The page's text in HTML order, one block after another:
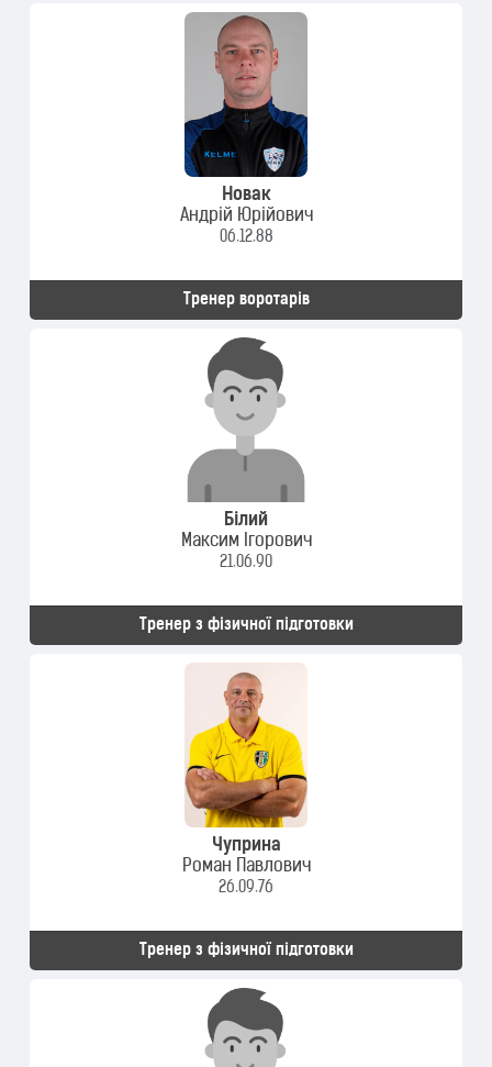
Новак
Андрій Юрійович
06.12.88
Тренер воротарів
Білий
Максим Ігорович
21.06.90
Тренер з фізичної підготовки
Чуприна
Роман Павлович
26.09.76
Тренер з фізичної підготовки